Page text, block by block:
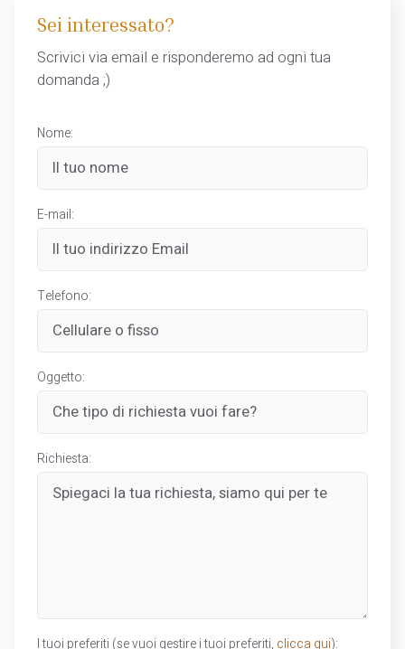
Sei interessato?
Scrivici via email e risponderemo ad ogni tua
domanda ;)
Nome:
E-mail:
Telefono:
Oggetto:
Richiesta:
I tuoi preferiti (se vuoi gestire i tuoi preferiti, clicca qui):